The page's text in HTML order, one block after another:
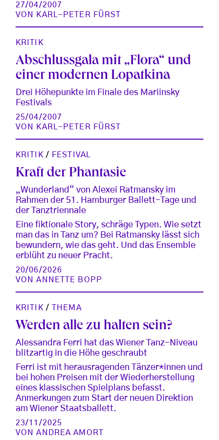
27/04/2007
VON
KARL-PETER FÜRST
KRITIK
Abschlussgala mit „Flora“ und
einer modernen Lopatkina
Drei Höhepunkte im Finale des Mariinsky
Festivals
25/04/2007
VON
KARL-PETER FÜRST
KRITIK / FESTIVAL
Kraft der Phantasie
„Wunderland“ von Alexei Ratmansky im
Rahmen der 51. Hamburger Ballett-Tage und
der Tanztriennale
Eine fiktionale Story, schräge Typen. Wie setzt
man das in Tanz um? Bei Ratmansky lässt sich
bewundern, wie das geht. Und das Ensemble
erblüht zu neuer Pracht.
20/06/2026
VONANNETTE BOPP
KRITIK / THEMA
Werden alle zu halten sein?
Alessandra Ferri hat das Wiener Tanz-Niveau
blitzartig in die Höhe geschraubt
Ferri ist mit herausragenden Tänzer*innen und
bei hohen Preisen mit der Wiederherstellung
eines klassischen Spielplans befasst.
Anmerkungen zum Start der neuen Direktion
am Wiener Staatsballett.
23/11/2025
VONANDREA AMORT